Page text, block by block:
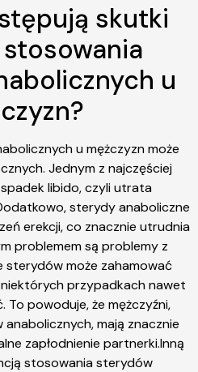
skutki
u
u mężczyzn może
Jednym z najczęściej
libido, czyli utrata
sterydy anaboliczne
erekcji, co znacznie utrudnia
problemem są problemy z
sterydów może zahamować
przypadkach nawet
To powoduje, że mężczyźni,
mają znacznie
zapłodnienie partnerki.Inną
stosowania sterydów